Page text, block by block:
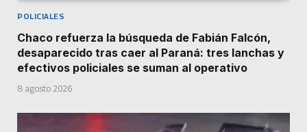
POLICIALES
Chaco refuerza la búsqueda de Fabián Falcón,
desaparecido tras caer al Paraná: tres lanchas y
efectivos policiales se suman al operativo
8 agosto 2026